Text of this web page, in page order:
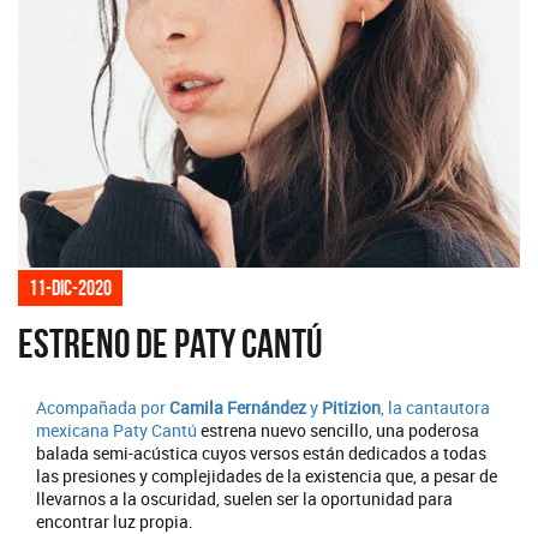
11-dic-2020
Estreno de Paty Cantú
Acompañada porCamila Fernándezy Pitizion , la cantautora
mexicana Paty Cantú estrena nuevo sencillo, una poderosa
balada semi-acústica cuyos versos están dedicados a todas
las presiones y complejidades de la existencia que, a pesar de
llevarnos a la oscuridad, suelen ser la oportunidad para
encontrar luz propia.